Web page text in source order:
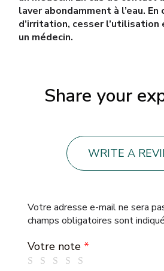
laver abondamment à l’eau. En
d’irritation, cesser
un médecin.
Share your
WRITE A
Votre adresse e-mail ne sera
champs obligatoires sont
Votre note *